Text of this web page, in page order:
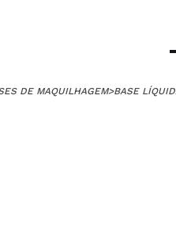
DE MAQUILHAGEM>BASE